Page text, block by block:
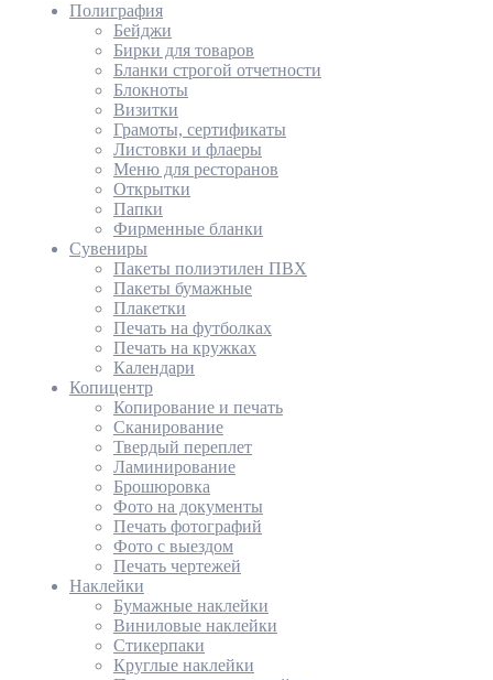
Полиграфия
Бейджи
Бирки для товаров
Бланки строгой отчетности
Блокноты
Визитки
Грамоты, сертификаты
Листовки и флаеры
Меню для ресторанов
Открытки
Папки
Фирменные бланки
Сувениры
Пакеты полиэтилен ПВХ
Пакеты бумажные
Плакетки
Печать на футболках
Печать на кружках
Календари
Копицентр
Копирование и печать
Сканирование
Твердый переплет
Ламинирование
Брошюровка
Фото на документы
Печать фотографий
Фото с выездом
Печать чертежей
Наклейки
Бумажные наклейки
Виниловые наклейки
Стикерпаки
Круглые наклейки